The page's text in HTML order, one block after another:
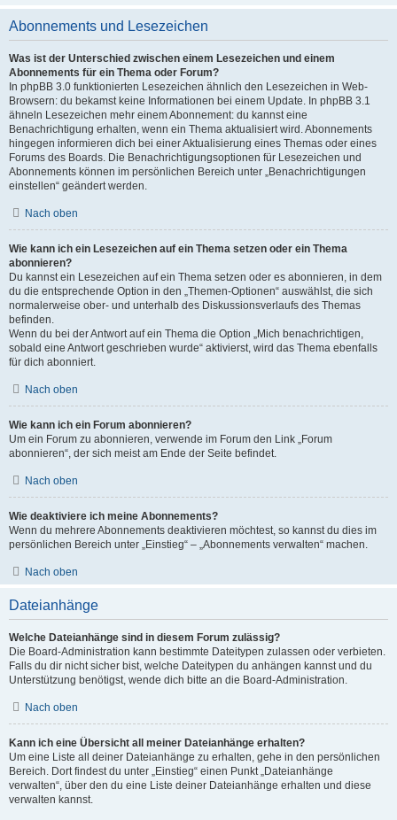
Abonnements und Lesezeichen
Was ist der Unterschied zwischen einem Lesezeichen und einem
Abonnements für ein Thema oder Forum?
In phpBB 3.0 funktionierten Lesezeichen ähnlich den Lesezeichen in Web-
Browsern: du bekamst keine Informationen bei einem Update. In phpBB 3.1
ähneln Lesezeichen mehr einem Abonnement: du kannst eine
Benachrichtigung erhalten, wenn ein Thema aktualisiert wird. Abonnements
hingegen informieren dich bei einer Aktualisierung eines Themas oder eines
Forums des Boards. Die Benachrichtigungsoptionen für Lesezeichen und
Abonnements können im persönlichen Bereich unter „Benachrichtigungen
einstellen“ geändert werden.
Nach oben
Wie kann ich ein Lesezeichen auf ein Thema setzen oder ein Thema
abonnieren?
Du kannst ein Lesezeichen auf ein Thema setzen oder es abonnieren, in dem
du die entsprechende Option in den „Themen-Optionen“ auswählst, die sich
normalerweise ober- und unterhalb des Diskussionsverlaufs des Themas
befinden.
Wenn du bei der Antwort auf ein Thema die Option „Mich benachrichtigen,
sobald eine Antwort geschrieben wurde“ aktivierst, wird das Thema ebenfalls
für dich abonniert.
Nach oben
Wie kann ich ein Forum abonnieren?
Um ein Forum zu abonnieren, verwende im Forum den Link „Forum
abonnieren“, der sich meist am Ende der Seite befindet.
Nach oben
Wie deaktiviere ich meine Abonnements?
Wenn du mehrere Abonnements deaktivieren möchtest, so kannst du dies im
persönlichen Bereich unter „Einstieg“ – „Abonnements verwalten“ machen.
Nach oben
Dateianhänge
Welche Dateianhänge sind in diesem Forum zulässig?
Die Board-Administration kann bestimmte Dateitypen zulassen oder verbieten.
Falls du dir nicht sicher bist, welche Dateitypen du anhängen kannst und du
Unterstützung benötigst, wende dich bitte an die Board-Administration.
Nach oben
Kann ich eine Übersicht all meiner Dateianhänge erhalten?
Um eine Liste all deiner Dateianhänge zu erhalten, gehe in den persönlichen
Bereich. Dort findest du unter „Einstieg“ einen Punkt „Dateianhänge
verwalten“, über den du eine Liste deiner Dateianhänge erhalten und diese
verwalten kannst.